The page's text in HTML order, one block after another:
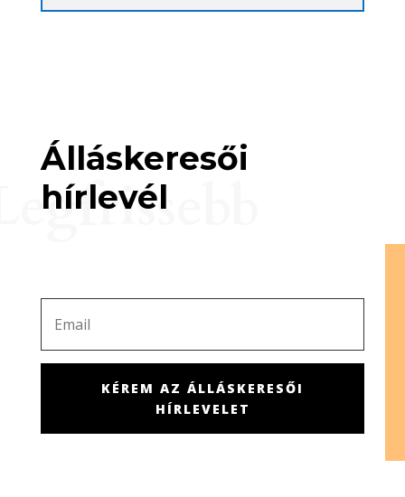
Álláskeresői
hírlevél
KÉREM AZ ÁLLÁSKERESŐI
HÍRLEVELET